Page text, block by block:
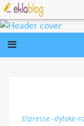
Elpresse -dyloke-